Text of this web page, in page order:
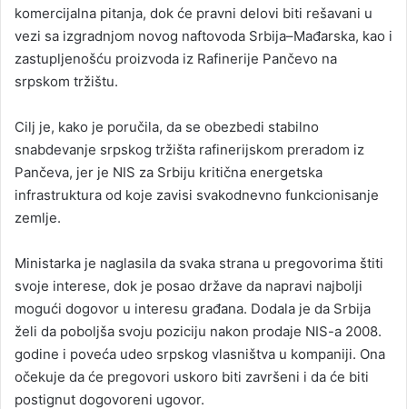
komercijalna pitanja, dok će pravni delovi biti rešavani u
vezi sa izgradnjom novog naftovoda Srbija–Mađarska, kao i
zastupljenošću proizvoda iz Rafinerije Pančevo na
srpskom tržištu.
Cilj je, kako je poručila, da se obezbedi stabilno
snabdevanje srpskog tržišta rafinerijskom preradom iz
Pančeva, jer je NIS za Srbiju kritična energetska
infrastruktura od koje zavisi svakodnevno funkcionisanje
zemlje.
Ministarka je naglasila da svaka strana u pregovorima štiti
svoje interese, dok je posao države da napravi najbolji
mogući dogovor u interesu građana. Dodala je da Srbija
želi da poboljša svoju poziciju nakon prodaje NIS-a 2008.
godine i poveća udeo srpskog vlasništva u kompaniji. Ona
očekuje da će pregovori uskoro biti završeni i da će biti
postignut dogovoreni ugovor.